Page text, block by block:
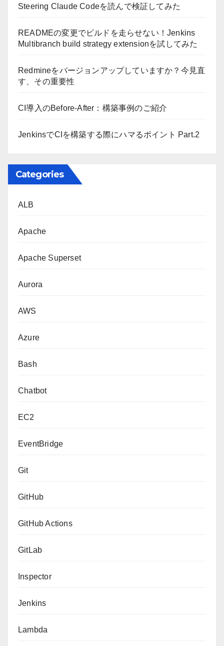
Steering Claude Codeを読んで検証してみた
READMEの変更でビルドを走らせない！Jenkins
Multibranch build strategy extensionを試してみた
Redmineをバージョンアップしていますか？今見直
す、その重要性
CI導入のBefore-After：構築事例のご紹介
JenkinsでCIを構築する際にハマるポイント Part.2
Categories
ALB
Apache
Apache Superset
Aurora
AWS
Azure
Bash
Chatbot
EC2
EventBridge
Git
GitHub
GitHub Actions
GitLab
Inspector
Jenkins
Lambda